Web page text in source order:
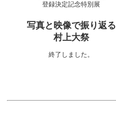
登録決定記念特別展
写真と映像で振り返る
村上大祭
終了しました。